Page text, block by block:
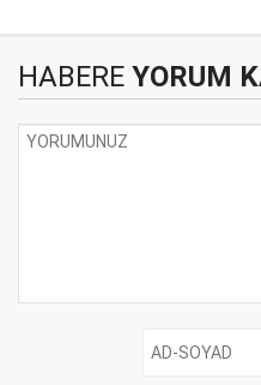
HABERE YORUM